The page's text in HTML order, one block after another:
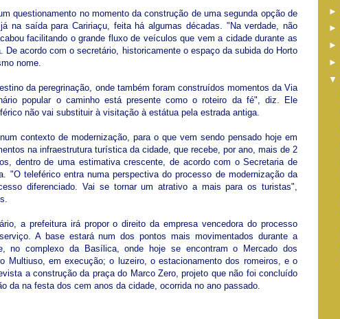
questionamento no momento da construção de uma segunda opção de
na saída para Caririaçu, feita há algumas décadas. "Na verdade, não
facilitando o grande fluxo de veículos que vem a cidade durante as
De acordo com o secretário, historicamente o espaço da subida do Horto
nome.
da peregrinação, onde também foram construídos momentos da Via
popular o caminho está presente como o roteiro da fé", diz. Ele
não vai substituir à visitação à estátua pela estrada antiga.
contexto de modernização, para o que vem sendo pensado hoje em
na infraestrutura turística da cidade, que recebe, por ano, mais de 2
dentro de uma estimativa crescente, de acordo com o Secretaria de
"O teleférico entra numa perspectiva do processo de modernização da
diferenciado. Vai se tornar um atrativo a mais para os turistas",
a prefeitura irá propor o direito da empresa vencedora do processo
A base estará num dos pontos mais movimentados durante a
no complexo da Basílica, onde hoje se encontram o Mercado dos
Multiuso, em execução; o luzeiro, o estacionamento dos romeiros, e o
a construção da praça do Marco Zero, projeto que não foi concluído
da na festa dos cem anos da cidade, ocorrida no ano passado.
►
►
►
►
▼